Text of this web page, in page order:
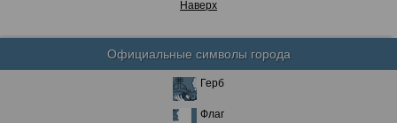
Наверх
Официальные символы города
Герб
Флаг